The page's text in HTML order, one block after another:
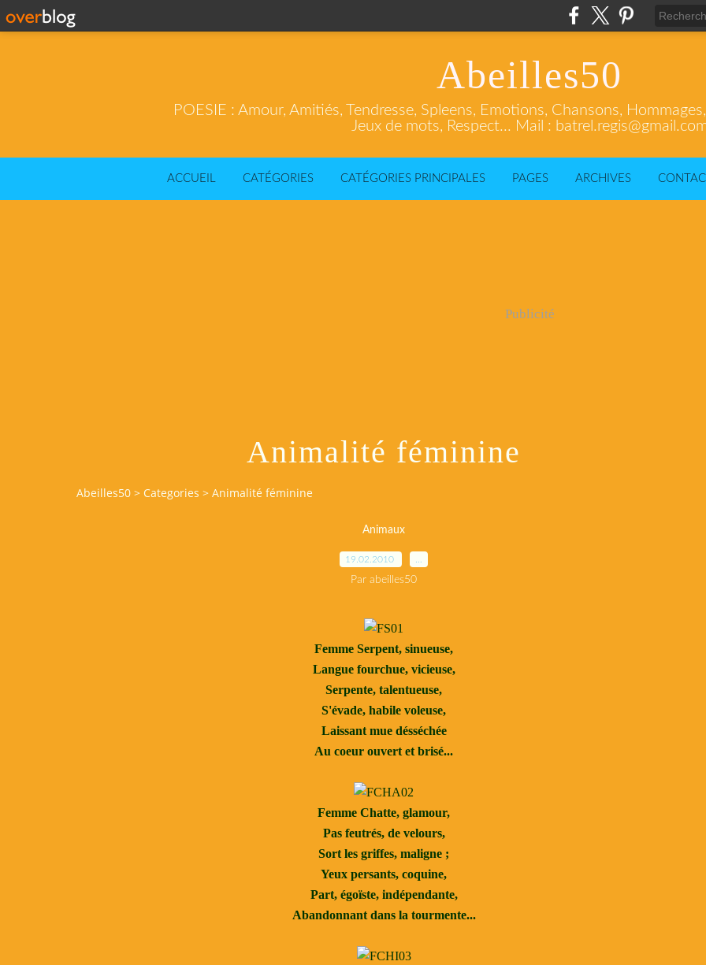
Abeilles50
POESIE : Amour, Amitiés, Tendresse, Spleens, Emotions, Chansons,
Jeux de mots, Respect... Mail :
ACCUEIL CATÉGORIES CATÉGORIES PRINCIPALES PAGES ARCHIVES
Publicité
Animalité féminine
Abeilles50 > Categories > Animalité féminine
Animaux
19.02.2010
Par abeilles50
Femme Serpent, sinueuse,
Langue fourchue, vicieuse,
Serpente, talentueuse,
S'évade, habile voleuse,
Laissant mue désséchée
Au coeur ouvert et brisé...
Femme Chatte, glamour,
Pas feutrés, de velours,
Sort les griffes, maligne ;
Yeux persants, coquine,
Part, égoïste, indépendante,
Abandonnant dans la tourmente...